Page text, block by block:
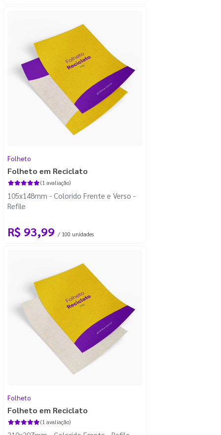
Folheto
Folheto em Reciclato
(1 avaliação)
105x148mm - Colorido Frente e Verso -
Refile
R$ 93,99 / 100 unidades
Folheto
Folheto em Reciclato
(1 avaliação)